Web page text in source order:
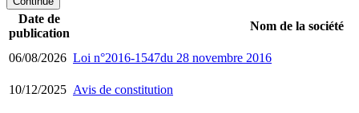
Date de
publication
Nom de la société
06/08/2026 Loi n°2016-1547du 28 novembre 2016
10/12/2025 Avis de constitution